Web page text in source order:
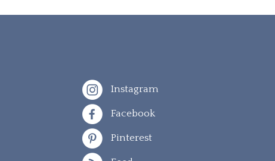
Instagram
Facebook
Pinterest